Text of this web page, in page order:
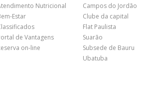
Nutricional
Estar
de Vantagens
on-line
Campos do Jordão
Clube da capital
Flat Paulista
Suarão
Subsede de Bauru
Ubatuba